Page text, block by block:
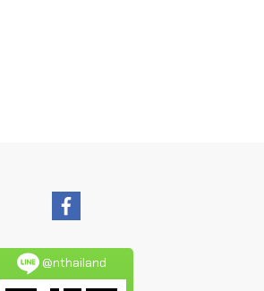
@nthailand